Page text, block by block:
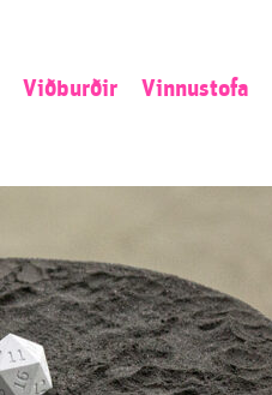
Viðburðir Vinnustofa
Umsókn